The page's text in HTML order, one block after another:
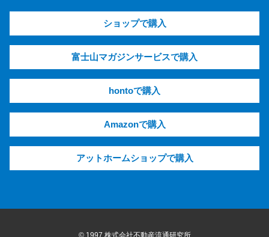
ショップで購入
富士山マガジンサービスで購入
hontoで購入
Amazonで購入
アットホームショップで購入